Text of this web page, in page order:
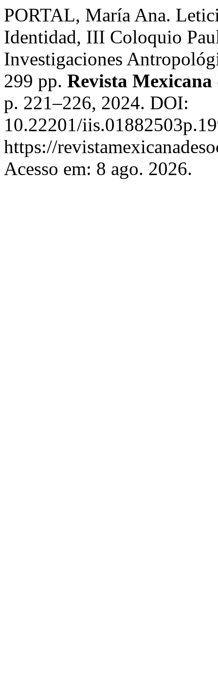
PORTAL, María Ana.
Identidad, III Coloquio
Investigaciones
299 pp. Revista Mexicana
p. 221–226, 2024. DOI:
10.22201/
https://
Acesso em: 8 ago. 2026.